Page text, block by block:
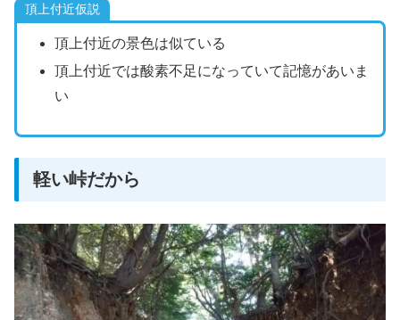
頂上付近仮説
頂上付近の景色は似ている
頂上付近では酸素不足になっていて記憶があいま
い
軽い峠だから